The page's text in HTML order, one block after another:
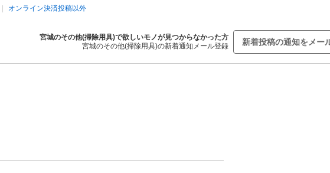
オンライン決済投稿以外
宮城のその他(掃除用具)で欲しいモノが見つからなかった方
宮城のその他(掃除用具)の新着通知メール登録
新着投稿の通知をメー